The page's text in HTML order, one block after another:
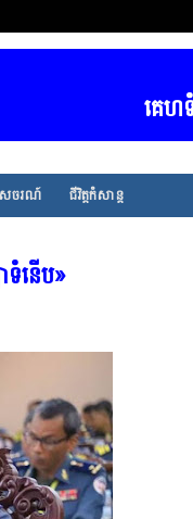
គេហទំព័
ចរណ៍ ជីវិត្តកំសាន្ត
នើប»